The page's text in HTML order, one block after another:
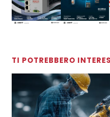
TI POTREBBERO